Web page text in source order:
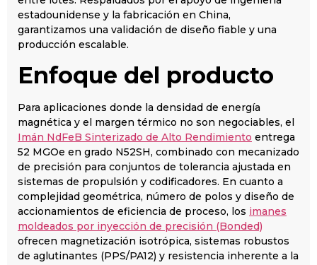
estadounidense y la fabricación en China,
garantizamos una validación de diseño fiable y una
producción escalable.
Enfoque del producto
Para aplicaciones donde la densidad de energía
magnética y el margen térmico no son negociables, el
Imán NdFeB Sinterizado de Alto Rendimiento entrega
52 MGOe en grado N52SH, combinado con mecanizado
de precisión para conjuntos de tolerancia ajustada en
sistemas de propulsión y codificadores. En cuanto a
complejidad geométrica, número de polos y diseño de
accionamientos de eficiencia de proceso, los imanes
moldeados por inyección de precisión (Bonded)
ofrecen magnetización isotrópica, sistemas robustos
de aglutinantes (PPS/PA12) y resistencia inherente a la